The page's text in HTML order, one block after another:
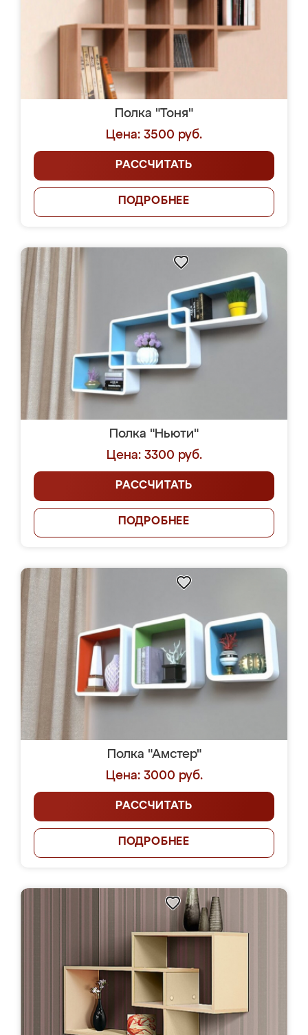
Полка "Тоня"
Цена: 3500 руб.
РАССЧИТАТЬ
ПОДРОБНЕЕ
Полка "Ньюти"
Цена: 3300 руб.
РАССЧИТАТЬ
ПОДРОБНЕЕ
Полка "Амстер"
Цена: 3000 руб.
РАССЧИТАТЬ
ПОДРОБНЕЕ